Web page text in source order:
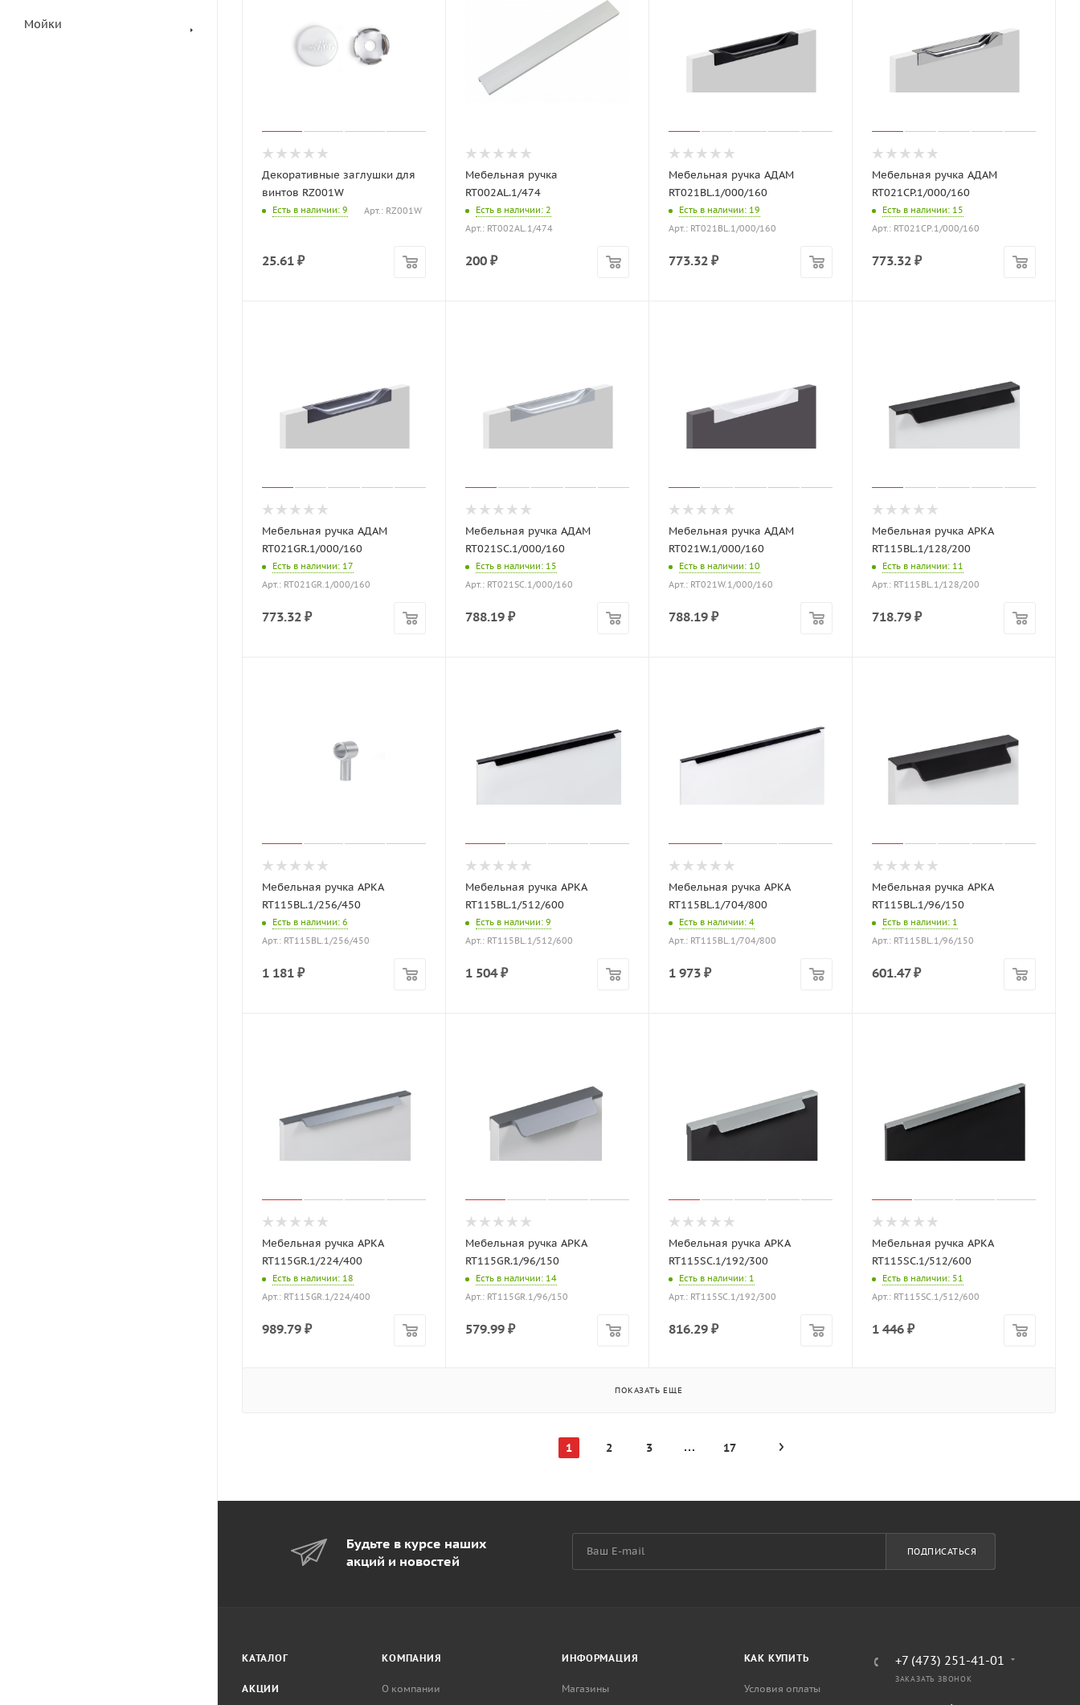
Мойки
Декоративные заглушки для
винтов RZ001W
Есть в наличии: 9 Арт.: RZ001W
25.61 ₽
Мебельная ручка
RT002AL.1/474
Есть в наличии: 2
Арт.: RT002AL.1/474
200 ₽
Мебельная ручка АДАМ
RT021BL.1/000/160
Есть в наличии: 19
Арт.: RT021BL.1/000/160
773.32 ₽
Мебельная ручка АДАМ
RT021CP.1/000/160
Есть в наличии: 15
Арт.: RT021CP.1/000/160
773.32 ₽
Мебельная ручка АДАМ
RT021GR.1/000/160
Есть в наличии: 17
Арт.: RT021GR.1/000/160
773.32 ₽
Мебельная ручка АДАМ
RT021SC.1/000/160
Есть в наличии: 15
Арт.: RT021SC.1/000/160
788.19 ₽
Мебельная ручка АДАМ
RT021W.1/000/160
Есть в наличии: 10
Арт.: RT021W.1/000/160
788.19 ₽
Мебельная ручка АРКА
RT115BL.1/128/200
Есть в наличии: 11
Арт.: RT115BL.1/128/200
718.79 ₽
Мебельная ручка АРКА
RT115BL.1/256/450
Есть в наличии: 6
Арт.: RT115BL.1/256/450
1 181 ₽
Мебельная ручка АРКА
RT115BL.1/512/600
Есть в наличии: 9
Арт.: RT115BL.1/512/600
1 504₽
Мебельная ручка АРКА
RT115BL.1/704/800
Есть в наличии: 4
Арт.: RT115BL.1/704/800
1 973 ₽
Мебельная ручка АРКА
RT115BL.1/96/150
Есть в наличии: 1
Арт.: RT115BL.1/96/150
601.47₽
Мебельная ручка АРКА
RT115GR.1/224/400
Есть в наличии: 18
Арт.: RT115GR.1/224/400
989.79 ₽
Мебельная ручка АРКА
RT115GR.1/96/150
Есть в наличии: 14
Арт.: RT115GR.1/96/150
579.99 ₽
Мебельная ручка АРКА
RT115SC.1/192/300
Есть в наличии: 1
Арт.: RT115SC.1/192/300
816.29 ₽
Мебельная ручка АРКА
RT115SC.1/512/600
Есть в наличии: 51
Арт.: RT115SC.1/512/600
1 446 ₽
ПОКАЗАТЬ ЕЩЕ
1 2 3 17
Будьте в курсе наших
акций и новостей
ПОДПИСАТЬСЯ
КАТАЛОГ
АКЦИИ
КОМПАНИЯ
О компании
ИНФОРМАЦИЯ
Магазины
КАК КУПИТЬ
Условия оплаты
+7 (473) 251-41-01
ЗАКАЗАТЬ ЗВОНОК